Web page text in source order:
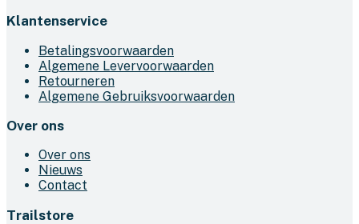
Klantenservice
Betalingsvoorwaarden
Algemene Levervoorwaarden
Retourneren
Algemene Gebruiksvoorwaarden
Over ons
Over ons
Nieuws
Contact
Trailstore